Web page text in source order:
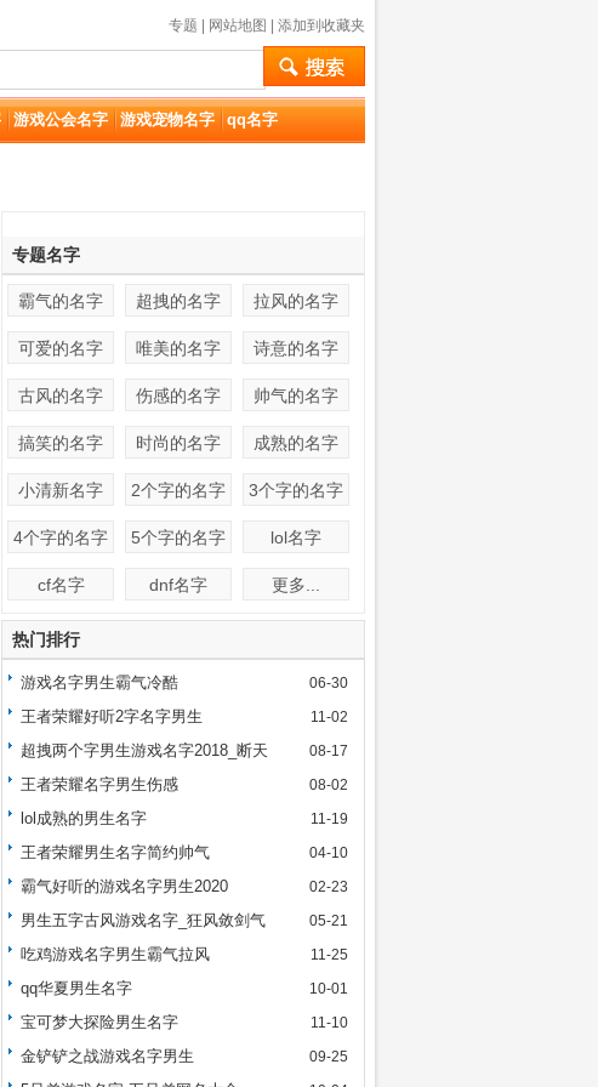
专题 网站地图 添加到收藏夹
游戏公会名字 游戏宠物名字 qq名字
专题名字
霸气的名字 超拽的名字 拉风的名字
可爱的名字 唯美的名字 诗意的名字
古风的名字 伤感的名字 帅气的名字
搞笑的名字 时尚的名字 成熟的名字
小清新名字 2个字的名字 3个字的名字
4个字的名字 5个字的名字 lol名字
cf名字 dnf名字 更多...
热门排行
06-30
游戏名字男生霸气冷酷
11-02
王者荣耀好听2字名字男生
08-17
超拽两个字男生游戏名字2018_断天
08-02
王者荣耀名字男生伤感
11-19
lol成熟的男生名字
04-10
王者荣耀男生名字简约帅气
02-23
霸气好听的游戏名字男生2020
05-21
男生五字古风游戏名字_狂风敛剑气
11-25
吃鸡游戏名字男生霸气拉风
10-01
qq华夏男生名字
11-10
宝可梦大探险男生名字
09-25
金铲铲之战游戏名字男生